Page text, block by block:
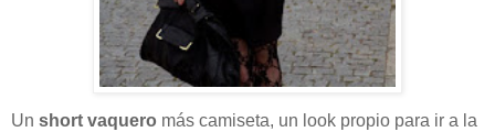
Un short vaquero más camiseta, un look propio para ir a la